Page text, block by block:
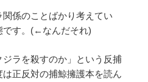
係のことばかり考えてい
です。(←なんだそれ)
ジラを殺すのか」という反捕
正反対の捕鯨擁護本を読ん